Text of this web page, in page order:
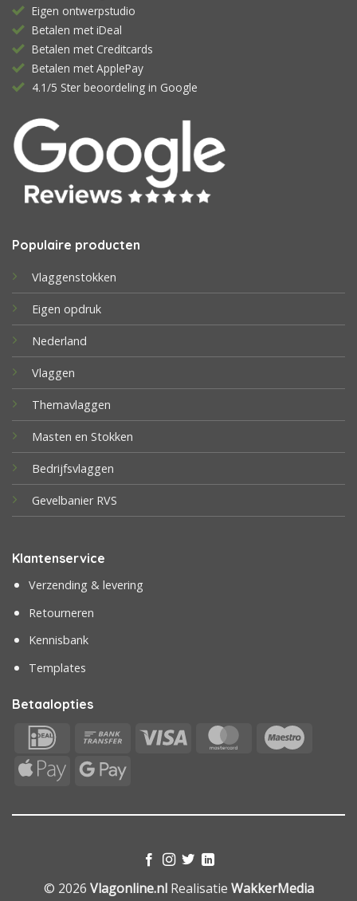
Eigen ontwerpstudio
Betalen met iDeal
Betalen met Creditcards
Betalen met ApplePay
4.1/5 Ster beoordeling in Google
Populaire producten
Vlaggenstokken
Eigen opdruk
Nederland
Vlaggen
Themavlaggen
Masten en Stokken
Bedrijfsvlaggen
Gevelbanier RVS
Klantenservice
Verzending & levering
Retourneren
Kennisbank
Templates
Betaalopties
IDeal
Bank
Visa MasterCard
Apple
Google
© 2026 Vlagonline.nlRealisatie WakkerMedia